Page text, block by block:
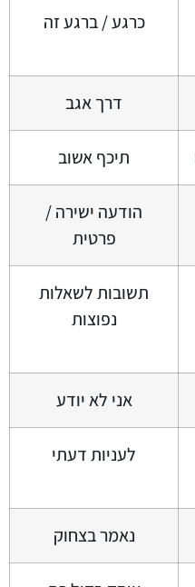
כרגע / ברגע זה
דרך אגב
תיכף אשוב
הודעה ישירה /
פרטית
תשובות לשאלות
נפוצות
אני לא יודע
לעניות דעתי
נאמר בצחוק